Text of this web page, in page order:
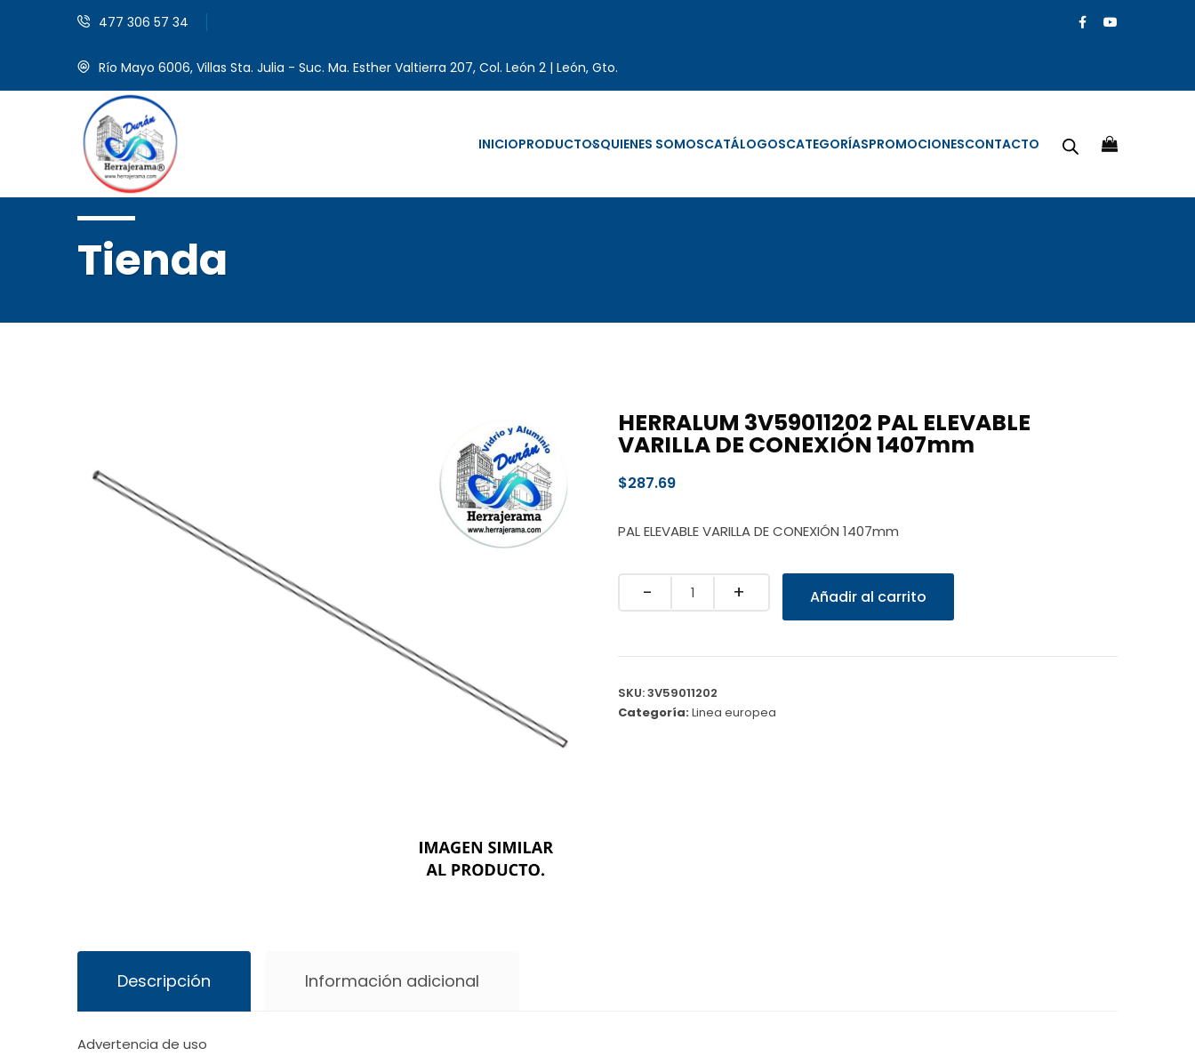
477 306 57 34
Río Mayo 6006, Villas Sta. Julia - Suc. Ma. Esther Valtierra 207, Col. León 2 | León, Gto.
INICIOPRODUCTOSQUIENES SOMOSCATÁLOGOSCATEGORÍASPROMOCIONESCONTACTO
Tienda
HERRALUM 3V59011202 PAL ELEVABLE
VARILLA DE CONEXIÓN 1407mm
$287.69
PAL ELEVABLE VARILLA DE CONEXIÓN 1407mm
Quantity Añadir al carrito
SKU:3V59011202
Categoría:Linea europea
Descripción Información adicional
Advertencia de uso